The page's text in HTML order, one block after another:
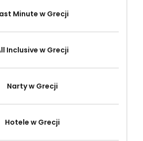
Minute w Grecji
Inclusive w Grecji
Narty w Grecji
Hotele w Grecji